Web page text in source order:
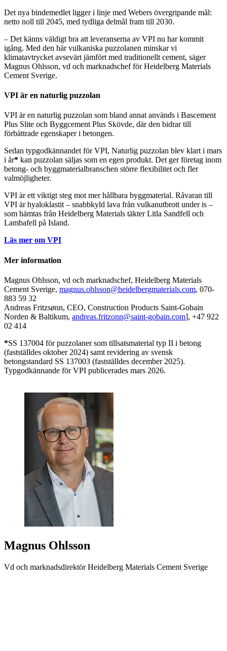
Det nya bindemedlet ligger i linje med Webers övergripande mål:
netto noll till 2045, med tydliga delmål fram till 2030.
– Det känns väldigt bra att leveranserna av VPI nu har kommit
igång. Med den här vulkaniska puzzolanen minskar vi
klimatavtrycket avsevärt jämfört med traditionellt cement, säger
Magnus Ohlsson, vd och marknadschef för Heidelberg Materials
Cement Sverige.
VPI är en naturlig puzzolan
VPI är en naturlig puzzolan som bland annat används i Bascement
Plus Slite och Byggcement Plus Skövde, där den bidrar till
förbättrade egenskaper i betongen.
Sedan typgodkännandet för VPI, Naturlig puzzolan blev klart i mars
i år* kan puzzolan säljas som en egen produkt. Det ger företag inom
betong- och byggmaterialbranschen större flexibilitet och fler
valmöjligheter.
VPI är ett viktigt steg mot mer hållbara byggmaterial. Råvaran till
VPI är hyaloklastit – snabbkyld lava från vulkanutbrott under is –
som hämtas från Heidelberg Materials täkter Litla Sandfell och
Lambafell på Island.
Läs mer om VPI
Mer information
Magnus Ohlsson, vd och marknadschef, Heidelberg Materials
Cement Sverige, magnus.ohlsson@heidelbergmaterials.com, 070-
883 59 32
Andreas Fritzsønn, CEO, Construction Products Saint-Gobain
Norden & Baltikum, andreas.fritzonn@saint-gobain.com], +47 922
02 414
*SS 137004 för puzzolaner som tillsatsmaterial typ II i betong
(fastställdes oktober 2024) samt revidering av svensk
betongstandard SS 137003 (fastställdes december 2025).
Typgodkännande för VPI publicerades mars 2026.
Magnus Ohlsson
Vd och marknadsdirektör Heidelberg Materials Cement Sverige